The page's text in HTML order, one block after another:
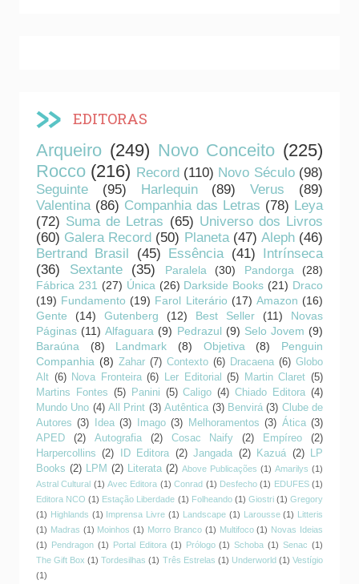
EDITORAS
Arqueiro (249) Novo Conceito (225)
Rocco (216) Record (110) Novo Século (98)
Seguinte
(95) Harlequin (89) Verus
(89)
Valentina (86) Companhia das Letras (78) Leya
(72) Suma de Letras (65) Universo dos Livros
(60) Galera Record (50) Planeta (47) Aleph (46)
Bertrand Brasil
(45) Essência (41) Intrínseca
(36)
Sextante (35) Paralela (30) Pandorga
(28)
Fábrica 231 (27) Única (26) Darkside Books (21) Draco
(19) Fundamento (19) Farol Literário (17) Amazon (16)
Gente
(14) Gutenberg (12) Best Seller (11)
Novas
Páginas (11) Alfaguara (9) Pedrazul (9) Selo Jovem (9)
Baraúna
(8) Landmark (8) Objetiva (8)
Penguin
Companhia (8) Zahar (7) Contexto (6) Dracaena (6) Globo
Alt (6) Nova Fronteira (6) Ler Editorial (5) Martin Claret (5)
Martins Fontes (5) Panini (5) Caligo (4) Chiado Editora (4)
Mundo Uno (4) All Print (3) Autêntica (3) Benvirá (3) Clube de
Autores (3) Idea (3) Imago (3) Melhoramentos (3) Ática (3)
APED
(2) Autografia (2) Cosac Naify (2) Empíreo
(2)
Harpercollins
(2) ID Editora (2) Jangada (2) Kazuá (2)
LP
Books (2) LPM (2) Literata (2) Above Publicações (1) Amarilys (1)
Astral Cultural (1) Avec Editora (1) Conrad (1) Desfecho (1) EDUFES (1)
Editora NCO (1) Estação Liberdade (1) Folheando (1) Giostri (1) Gregory
(1) Highlands (1) Imprensa Livre (1) Landscape (1) Larousse (1) Litteris
(1) Madras (1) Moinhos (1) Morro Branco (1) Multifoco (1) Novas Ideias
(1) Pendragon (1) Portal Editora (1) Prólogo (1) Schoba (1) Senac (1)
The Gift Box (1) Tordesilhas (1) Três Estrelas (1) Underworld (1) Vestígio
(1)